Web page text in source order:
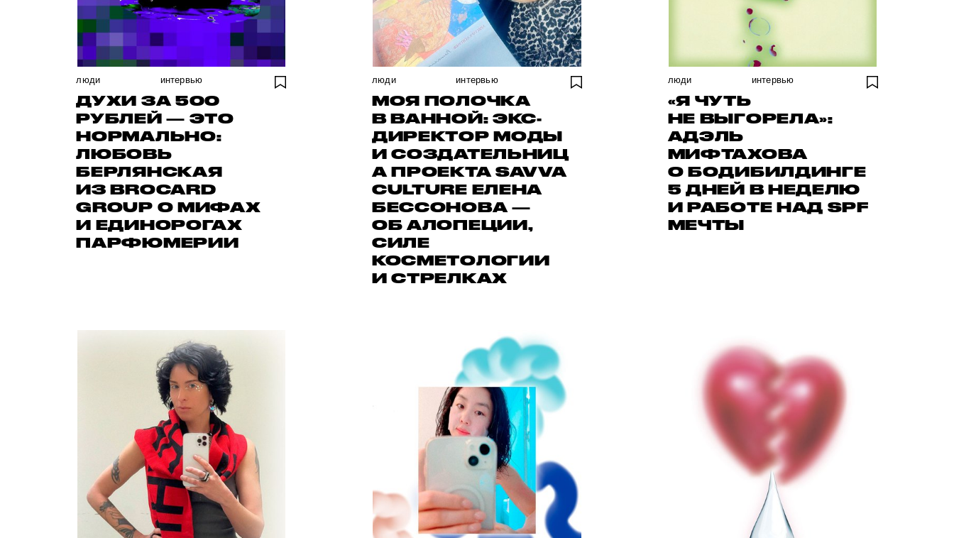
люди интервью
ДУХИ ЗА 500
РУБЛЕЙ — ЭТО
НОРМАЛЬНО:
ЛЮБОВЬ
БЕРЛЯНСКАЯ
ИЗ BROCARD
GROUP О МИФАХ
И ЕДИНОРОГАХ
ПАРФЮМЕРИИ
люди интервью
МОЯ ПОЛОЧКА
В ВАННОЙ: ЭКС-
ДИРЕКТОР МОДЫ
И СОЗДАТЕЛЬНИЦ
А ПРОЕКТА SAVVA
CULTURE ЕЛЕНА
БЕССОНОВА —
ОБ АЛОПЕЦИИ,
СИЛЕ
КОСМЕТОЛОГИИ
И СТРЕЛКАХ
люди интервью
«Я ЧУТЬ
НЕ ВЫГОРЕЛА»:
АДЭЛЬ
МИФТАХОВА
О БОДИБИЛДИНГЕ
5 ДНЕЙ В НЕДЕЛЮ
И РАБОТЕ НАД SPF
МЕЧТЫ